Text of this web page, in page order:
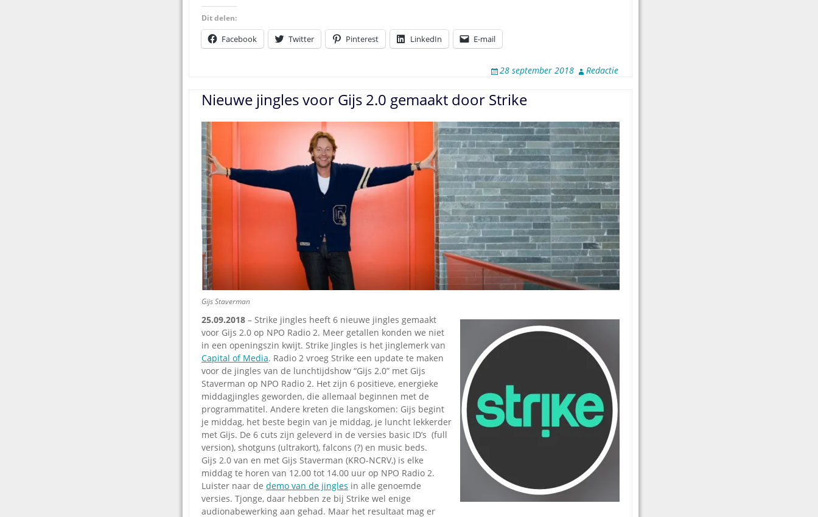
Dit delen:
Facebook Twitter Pinterest LinkedIn E-mail
28 september 2018 Redactie
Nieuwe jingles voor Gijs 2.0 gemaakt door Strike
Gijs Staverman
25.09.2018 – Strike jingles heeft 6 nieuwe jingles gemaakt
voor Gijs 2.0 op NPO Radio 2. Meer getallen konden we niet
in een openingszin kwijt. Strike Jingles is het jinglemerk van
Capital of Media. Radio 2 vroeg Strike een update te maken
voor de jingles van de lunchtijdshow “Gijs 2.0” met Gijs
Staverman op NPO Radio 2. Het zijn 6 positieve, energieke
middagjingles geworden, die allemaal beginnen met de
programmatitel. Andere kreten die langskomen: Gijs begint
je middag, het beste begin van je middag, je luncht lekkerder
met Gijs. De 6 cuts zijn geleverd in de versies basic ID’s (full
version), shotguns (ultrakort), falcons (?) en music beds.
Gijs 2.0 van en met Gijs Staverman (KRO-NCRV,) is elke
middag te horen van 12.00 tot 14.00 uur op NPO Radio 2.
Luister naar de demo van de jingles in alle genoemde
versies. Tjonge, daar hebben ze bij Strike wel enige
audionabewerking aan gehad. Maar het resultaat mag er